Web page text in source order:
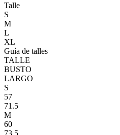
Talle
S
M
L
XL
Guía de talles
TALLE
BUSTO
LARGO
S
57
71.5
M
60
73.5